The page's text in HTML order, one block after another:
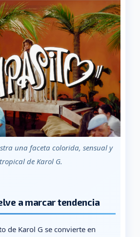
una faceta colorida, sensual y
tropical de Karol G.
a marcar tendencia
de Karol G se convierte en